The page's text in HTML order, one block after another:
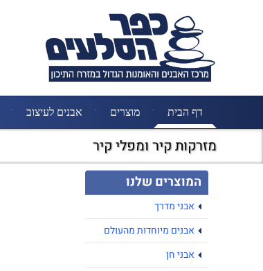
דף הבית מוצרים אבנים לעיצוב
מזרקות קיר ומפלי קיר
המוצרים שלנו
אבני מדרך
אבנים מיוחדות מהעולם
אבני חן